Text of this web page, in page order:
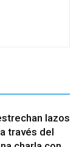
lazos
través del